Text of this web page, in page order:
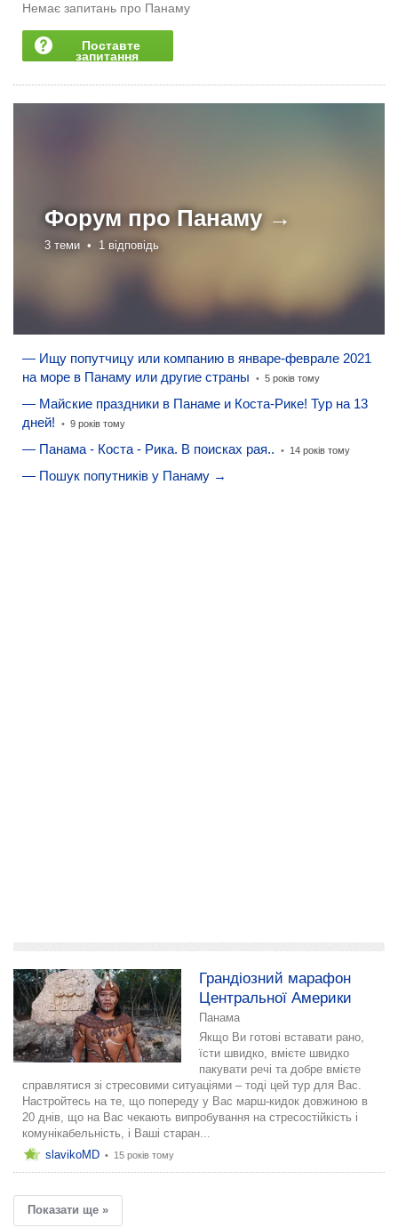
Немає запитань про Панаму
Поставте
запитання
Форум про Панаму →
3 теми • 1 відповідь
— Ищу попутчицу или компанию в январе-феврале 2021
на море в Панаму или другие страны
• 5 років тому
— Майские праздники в Панаме и Коста-Рике! Тур на 13
дней!
• 9 років тому
— Панама - Коста - Рика. В поисках рая.. • 14 років тому
— Пошук попутників у Панаму →
Грандіозний марафон
Центральної Америки
Панама
Якщо Ви готові вставати рано,
їсти швидко, вмієте швидко
пакувати речі та добре вмієте
справлятися зі стресовими ситуаціями – тоді цей тур для Вас.
Настройтесь на те, що попереду у Вас марш-кидок довжиною в
20 днів, що на Вас чекають випробування на стресостійкість і
комунікабельність, і Ваші старан...
slavikoMD • 15 років тому
Показати ще »